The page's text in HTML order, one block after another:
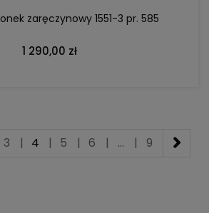
zaręczynowy 1551-3 pr. 585
1 290,00 zł
3 | 4 | 5 | 6 | ... | 9